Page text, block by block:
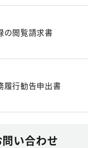
の閲覧請求書
履行勧告申出書
問い合わせ